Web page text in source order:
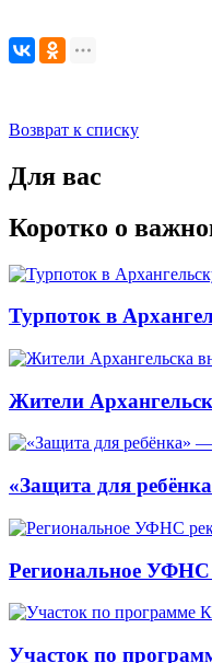
Возврат к списку
Для вас
Коротко о
Турпоток в
Жители
«Защита для
Региональное УФНС
Участок по